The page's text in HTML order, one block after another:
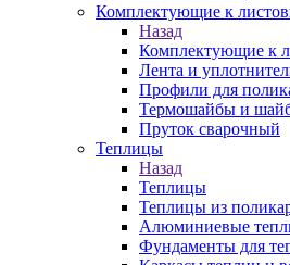
Комплектующие к
Назад
Комплектующие к
Лента и
Профили для
Термошайбы и
Пруток сварочный
Теплицы
Назад
Теплицы
Теплицы из
Алюминиевые
Фундаменты для